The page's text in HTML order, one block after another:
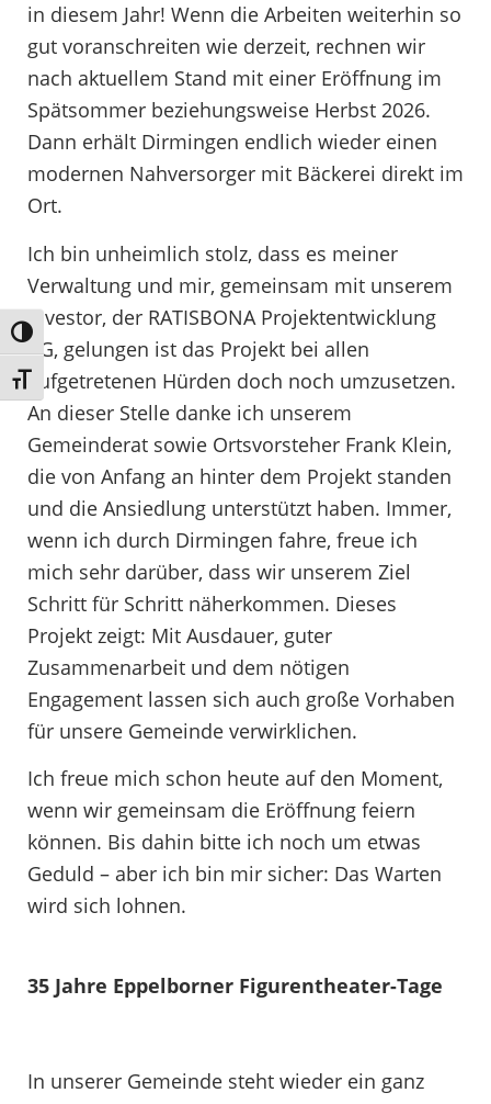
Umschalten auf hohe Kontraste
Schrift vergrößern
in diesem Jahr! Wenn die Arbeiten weiterhin so
gut voranschreiten wie derzeit, rechnen wir
nach aktuellem Stand mit einer Eröffnung im
Spätsommer beziehungsweise Herbst 2026.
Dann erhält Dirmingen endlich wieder einen
modernen Nahversorger mit Bäckerei direkt im
Ort.
Ich bin unheimlich stolz, dass es meiner
Verwaltung und mir, gemeinsam mit unserem
Investor, der RATISBONA Projektentwicklung
KG, gelungen ist das Projekt bei allen
aufgetretenen Hürden doch noch umzusetzen.
An dieser Stelle danke ich unserem
Gemeinderat sowie Ortsvorsteher Frank Klein,
die von Anfang an hinter dem Projekt standen
und die Ansiedlung unterstützt haben. Immer,
wenn ich durch Dirmingen fahre, freue ich
mich sehr darüber, dass wir unserem Ziel
Schritt für Schritt näherkommen. Dieses
Projekt zeigt: Mit Ausdauer, guter
Zusammenarbeit und dem nötigen
Engagement lassen sich auch große Vorhaben
für unsere Gemeinde verwirklichen.
Ich freue mich schon heute auf den Moment,
wenn wir gemeinsam die Eröffnung feiern
können. Bis dahin bitte ich noch um etwas
Geduld – aber ich bin mir sicher: Das Warten
wird sich lohnen.
35 Jahre Eppelborner Figurentheater-Tage
In unserer Gemeinde steht wieder ein ganz